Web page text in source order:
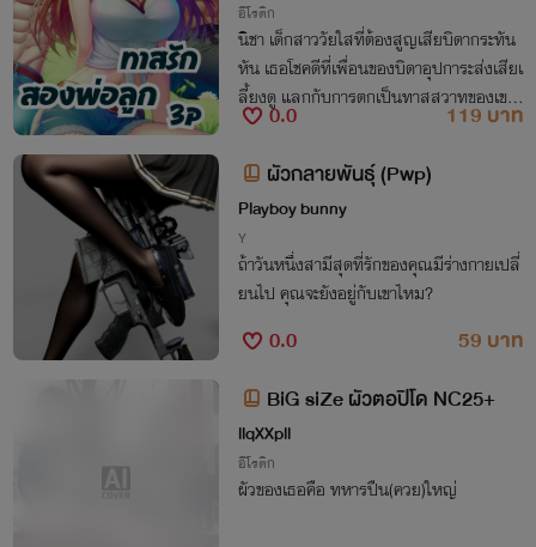
อีโรติก
นิชา เด็กสาววัยใสที่ต้องสูญเสียบิดากระทัน
หัน เธอโชคดีที่เพื่อนของบิดาอุปการะส่งเสียเ
ลี้ยงดู แลกกับการตกเป็นทาสสวาทของเขา
ไปติดตามกันได้เลย ￼
0.0
119 บาท
ผัวกลายพันธุ์ (Pwp)
Playboy bunny
Y
ถ้าวันหนึ่งสามีสุดที่รักของคุณมีร่างกายเปลี่
ยนไป คุณจะยังอยู่กับเขาไหม?
0.0
59 บาท
BiG siZe ผัวตอปิโด NC25+
llqXXpll
อีโรติก
ผัวของเธอคือ ทหารปืน(ควย)ใหญ่